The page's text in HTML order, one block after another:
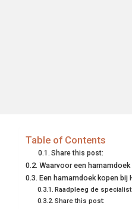
Table of Contents
Share this post:
Waarvoor een hamamdoek
Een hamamdoek kopen bij
Raadpleeg de
Share this post: